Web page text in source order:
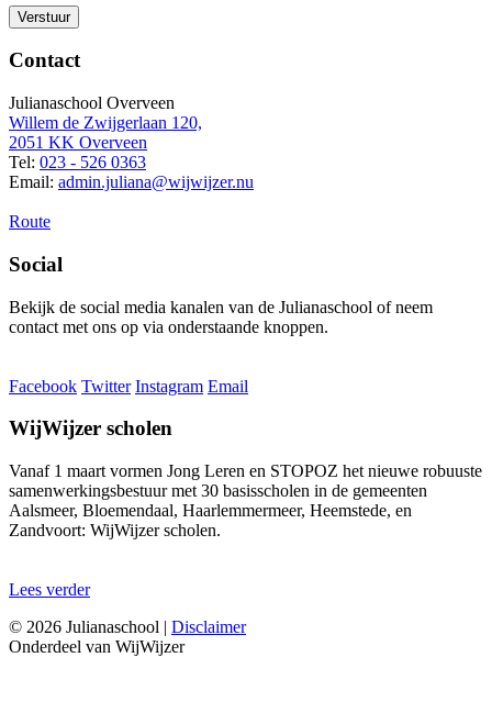
Contact
Julianaschool Overveen
Willem de Zwijgerlaan 120,
2051 KK Overveen
Tel: 023 - 526 0363
Email: admin.juliana@wijwijzer.nu
Route
Social
Bekijk de social media kanalen van de Julianaschool of neem
contact met ons op via onderstaande knoppen.
Facebook Twitter Instagram Email
WijWijzer scholen
Vanaf 1 maart vormen Jong Leren en STOPOZ het nieuwe robuuste
samenwerkingsbestuur met 30 basisscholen in de gemeenten
Aalsmeer, Bloemendaal, Haarlemmermeer, Heemstede, en
Zandvoort: WijWijzer scholen.
Lees verder
© 2026 Julianaschool | Disclaimer
Onderdeel van WijWijzer